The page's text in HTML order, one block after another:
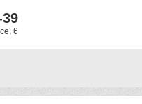
6